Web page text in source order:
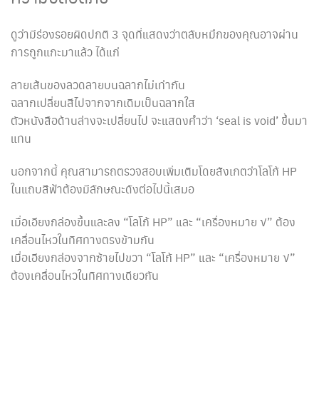
ดูว่ามีร่องรอยผิดปกติ 3 จุดที่แสดงว่าตลับหมึกของคุณอาจผ่าน
การถูกแกะมาแล้ว ได้แก่
ลายเส้นของลวดลายบนฉลากไม่เท่ากัน
ฉลากเปลี่ยนสีไปจากจากเดิมเป็นฉลากใส
ตัวหนังสือด้านล่างจะเปลี่ยนไป จะแสดงคำว่า ‘seal is void’ ขึ้นมา
แทน
นอกจากนี้ คุณสามารถตรวจสอบเพิ่มเติมโดยสังเกตว่าโลโก้ HP
ในแถบสีฟ้าต้องมีลักษณะดังต่อไปนี้เสมอ
เมื่อเอียงกล่องขึ้นและลง “โลโก้ HP” และ “เครื่องหมาย √” ต้อง
เคลื่อนไหวในทิศทางตรงข้ามกัน
เมื่อเอียงกล่องจากซ้ายไปขวา “โลโก้ HP” และ “เครื่องหมาย √”
ต้องเคลื่อนไหวในทิศทางเดียวกัน